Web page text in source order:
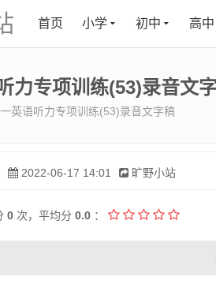
首页 小学 初中 高中
力专项训练(53)录音文
英语听力专项训练(53)录音文字稿
2022-06-17 14:01 旷野小站
0 次，平均分 0.0 ：